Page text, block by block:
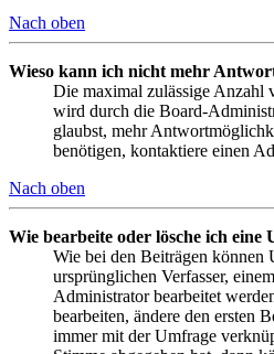
Nach oben
Wieso kann ich nicht mehr
Die maximal zulässige Anzahl
wird durch die Board-
glaubst, mehr
benötigen, kontaktiere einen
Nach oben
Wie bearbeite oder lösche ich eine
Wie bei den Beiträgen können
ursprünglichen Verfasser,
Administrator bearbeitet
bearbeiten, ändere den ersten
immer mit der Umfrage